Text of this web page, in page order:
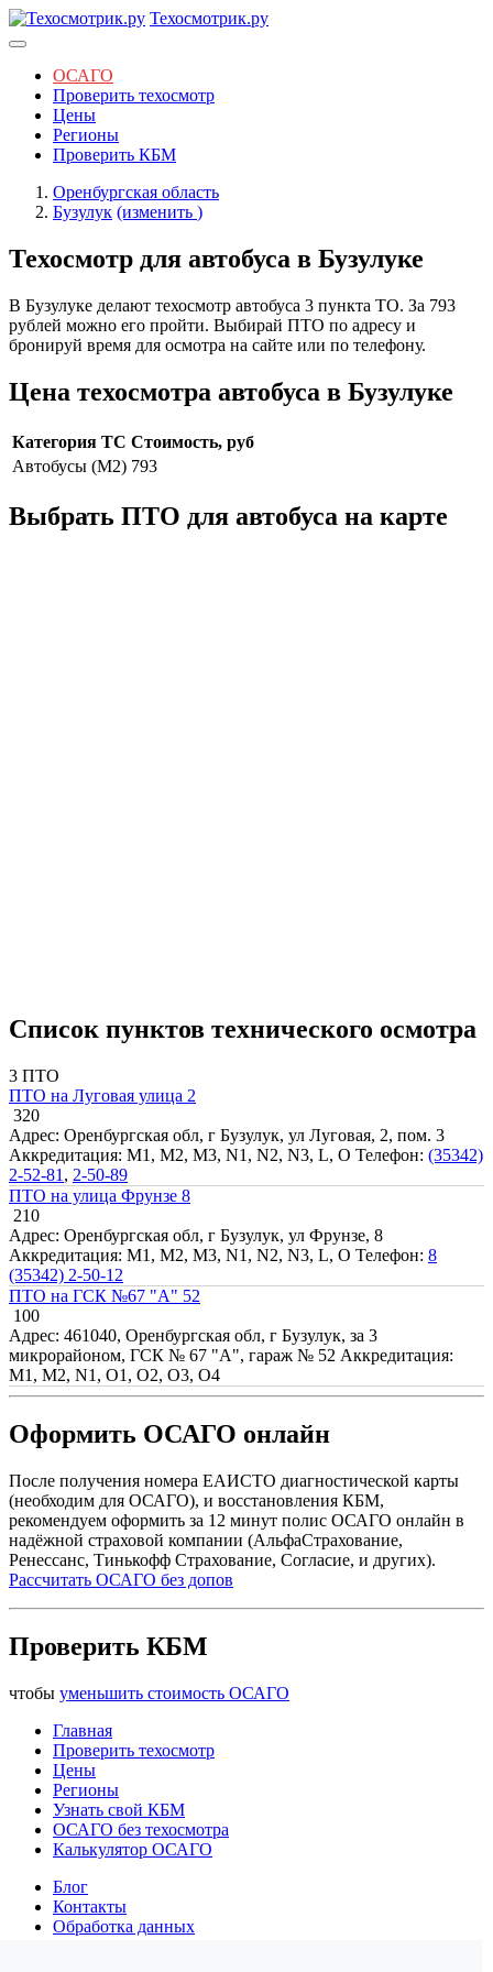
Техосмотрик.ру
ОСАГО
Проверить техосмотр
Цены
Регионы
Проверить КБМ
Оренбургская область
Бузулук (изменить )
Техосмотр для автобуса в Бузулуке
В Бузулуке делают техосмотр автобуса 3 пункта ТО. За 793
рублей можно его пройти. Выбирай ПТО по адресу и
бронируй время для осмотра на сайте или по телефону.
Цена техосмотра автобуса в Бузулуке
Категория ТС Стоимость, руб
Автобусы (M2) 793
Выбрать ПТО для автобуса на карте
Список пунктов технического осмотра
3 ПТО
ПТО на Луговая улица 2
320
Адрес: Оренбургская обл, г Бузулук, ул Луговая, 2, пом. 3
Аккредитация: M1, M2, M3, N1, N2, N3, L, O Телефон: (35342)
2-52-81 , 2-50-89
ПТО на улица Фрунзе 8
210
Адрес: Оренбургская обл, г Бузулук, ул Фрунзе, 8
Аккредитация: M1, M2, M3, N1, N2, N3, L, O Телефон: 8
(35342) 2-50-12
ПТО на ГСК №67 "А" 52
100
Адрес: 461040, Оренбургская обл, г Бузулук, за 3
микрорайоном, ГСК № 67 "А", гараж № 52 Аккредитация:
M1, M2, N1, O1, O2, O3, O4
Оформить ОСАГО онлайн
После получения номера ЕАИСТО диагностической карты
(необходим для ОСАГО), и восстановления КБМ,
рекомендуем оформить за 12 минут полис ОСАГО онлайн в
надёжной страховой компании (АльфаСтрахование,
Ренессанс, Тинькофф Страхование, Согласие, и других).
Рассчитать ОСАГО без допов
Проверить КБМ
чтобы уменьшить стоимость ОСАГО
Главная
Проверить техосмотр
Цены
Регионы
Узнать свой КБМ
ОСАГО без техосмотра
Калькулятор ОСАГО
Блог
Контакты
Обработка данных